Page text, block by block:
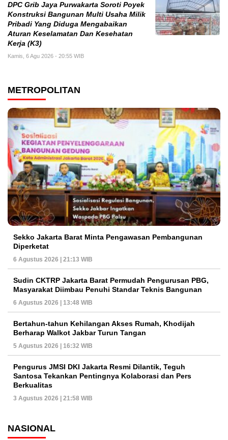
DPC Grib Jaya Purwakarta Soroti Poyek
Konstruksi Bangunan Multi Usaha Milik
Pribadi Yang Diduga Mengabaikan
Aturan Keselamatan Dan Kesehatan
Kerja (K3)
Kamis, 6 Agu 2026 - 20:55 WIB
METROPOLITAN
Sekko Jakarta Barat Minta Pengawasan Pembangunan
Diperketat
6 Agustus 2026 | 21:13 WIB
Sudin CKTRP Jakarta Barat Permudah Pengurusan PBG,
Masyarakat Diimbau Penuhi Standar Teknis Bangunan
6 Agustus 2026 | 13:48 WIB
Bertahun-tahun Kehilangan Akses Rumah, Khodijah
Berharap Walkot Jakbar Turun Tangan
5 Agustus 2026 | 16:32 WIB
Pengurus JMSI DKI Jakarta Resmi Dilantik, Teguh
Santosa Tekankan Pentingnya Kolaborasi dan Pers
Berkualitas
3 Agustus 2026 | 21:58 WIB
NASIONAL